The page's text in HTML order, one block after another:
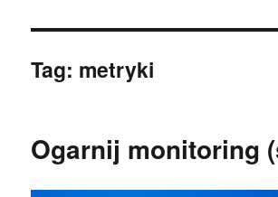
Tag: metryki
Ogarnij monitoring